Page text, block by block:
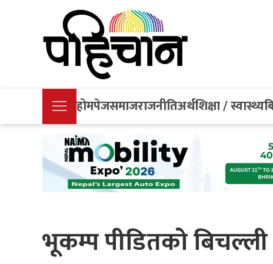
होमपेजसमाजराजनीतिअर्थशिक्षा / स्वास्थ्य
भूकम्प पीडितको बिचल्ली